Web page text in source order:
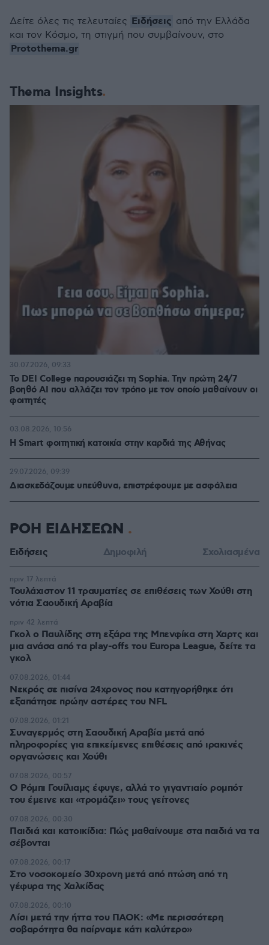
Thema Insights
Το DEI College παρουσιάζει τη Sophia. Την πρώτη 24/7
βοηθό AI που αλλάζει τον τρόπο με τον οποίο μαθαίνουν οι
φοιτητές
30.07.2026, 09:33
Η Smart φοιτητική κατοικία στην καρδιά της Αθήνας
03.08.2026, 10:56
Διασκεδάζουμε υπεύθυνα, επιστρέφουμε με ασφάλεια
29.07.2026, 09:39
Δείτε όλες τις τελευταίες Ειδήσεις από την Ελλάδα
και τον Κόσμο, τη στιγμή που συμβαίνουν, στο
Protothema.gr
ΡΟΗ ΕΙΔΗΣΕΩΝ
Ειδήσεις Δημοφιλή Σχολιασμένα
Τουλάχιστον 11 τραυματίες σε επιθέσεις των Χούθι στη
νότια Σαουδική Αραβία
πριν 17 λεπτά
Γκολ ο Παυλίδης στη εξάρα της Μπενφίκα στη Χαρτς και
μια ανάσα από τα play-offs του Europa League, δείτε τα
γκολ
πριν 42 λεπτά
Νεκρός σε πισίνα 24χρονος που κατηγορήθηκε ότι
εξαπάτησε πρώην αστέρες του NFL
07.08.2026, 01:44
Συναγερμός στη Σαουδική Αραβία μετά από
πληροφορίες για επικείμενες επιθέσεις από ιρακινές
οργανώσεις και Χούθι
07.08.2026, 01:21
Ο Ρόμπι Γουίλιαμς έφυγε, αλλά το γιγαντιαίο ρομπότ
του έμεινε και «τρομάζει» τους γείτονες
07.08.2026, 00:57
Παιδιά και κατοικίδια: Πώς μαθαίνουμε στα παιδιά να τα
σέβονται
07.08.2026, 00:30
Στο νοσοκομείο 30χρονη μετά από πτώση από τη
γέφυρα της Χαλκίδας
07.08.2026, 00:17
Λίσι μετά την ήττα του ΠΑΟΚ: «Με περισσότερη
σοβαρότητα θα παίρναμε κάτι καλύτερο»
07.08.2026, 00:10